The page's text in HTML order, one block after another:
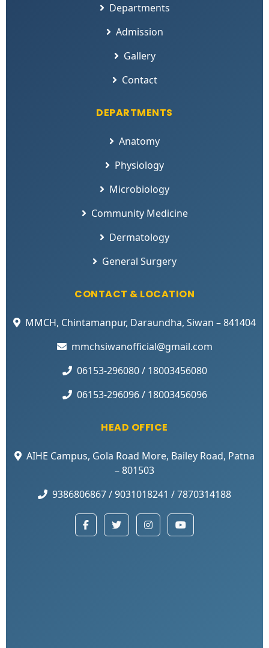
Departments
Admission
Gallery
Contact
DEPARTMENTS
Anatomy
Physiology
Microbiology
Community Medicine
Dermatology
General Surgery
CONTACT & LOCATION
MMCH, Chintamanpur, Daraundha, Siwan – 841404
mmchsiwanofficial@gmail.com
06153-296080 / 18003456080
06153-296096 / 18003456096
HEAD OFFICE
AIHE Campus, Gola Road More, Bailey Road, Patna
– 801503
9386806867 / 9031018241 / 7870314188